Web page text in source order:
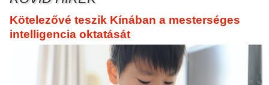
Kötelezővé teszik Kínában a mesterséges
intelligencia oktatását